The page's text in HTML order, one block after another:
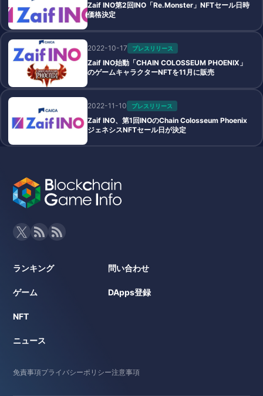
Zaif INO第2回INO「Re.Monster」NFTセール日時
価格決定
2022-10-17 プレスリリース
Zaif INO始動「CHAIN COLOSSEUM PHOENIX」
のゲームキャラクターNFTを11月に販売
2022-11-10 プレスリリース
Zaif INO、第1回INOのChain Colosseum Phoenix
ジェネシスNFTセール日が決定
ランキング
ゲーム
NFT
ニュース
問い合わせ
DApps登録
免責事項プライバシーポリシー注意事項